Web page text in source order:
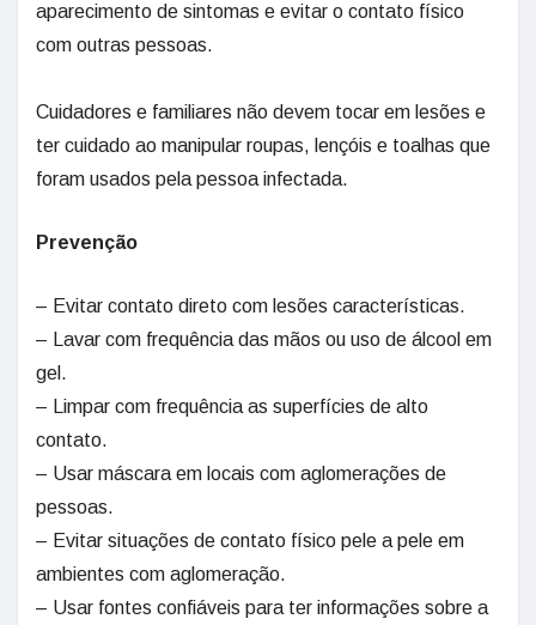
aparecimento de sintomas e evitar o contato físico
com outras pessoas.
Cuidadores e familiares não devem tocar em lesões e
ter cuidado ao manipular roupas, lençóis e toalhas que
foram usados pela pessoa infectada.
Prevenção
– Evitar contato direto com lesões características.
– Lavar com frequência das mãos ou uso de álcool em
gel.
– Limpar com frequência as superfícies de alto
contato.
– Usar máscara em locais com aglomerações de
pessoas.
– Evitar situações de contato físico pele a pele em
ambientes com aglomeração.
– Usar fontes confiáveis para ter informações sobre a